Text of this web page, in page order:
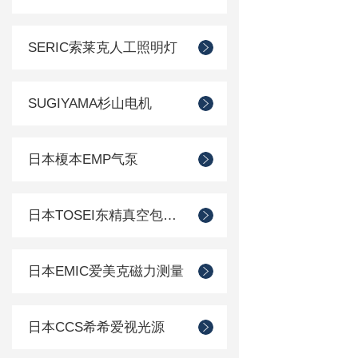
SERIC索莱克人工照明灯
SUGIYAMA杉山电机
日本榎本EMP气泵
日本TOSEI东精真空包装机
日本EMIC爱美克磁力测量
日本CCS希希爱视光源